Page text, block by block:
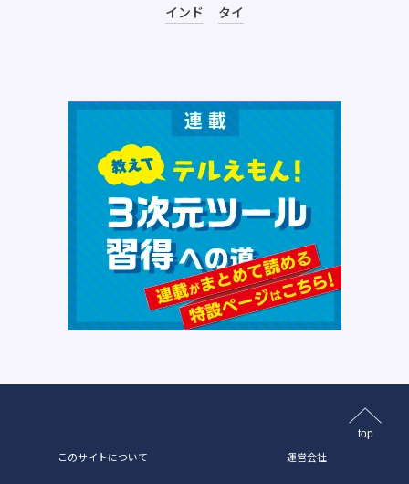
インド タイ
top
このサイトについて 運営会社